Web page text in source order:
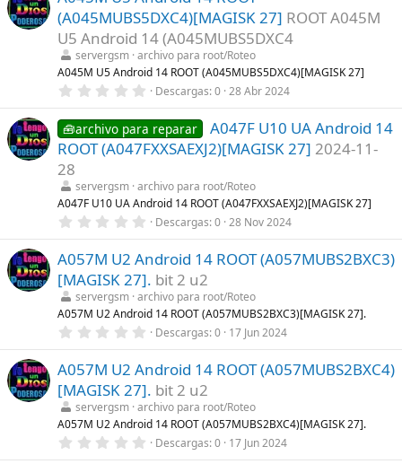
e
s
t
r
e
l
a
(
s
)
(A045MUBS5DXC4)[MAGISK 27] ROOT A045M
U5 Android 14 (A045MUBS5DXC4
servergsm archivo para root/Roteo
A045M U5 Android 14 ROOT (A045MUBS5DXC4)[MAGISK 27]
0
0
0
e
s
e
l
a
(
s
)
Descargas 0 28 Abr 2024
🧰archivo para reparar
A047F U10 UA Android 14
ROOT (A047FXXSAEXJ2)[MAGISK 27] 2024-11-
28
servergsm archivo para root/Roteo
A047F U10 UA Android 14 ROOT (A047FXXSAEXJ2)[MAGISK 27]
0
0
0
e
s
t
r
e
l
(
s
)
Descargas 0 28 Nov 2024
A057M U2 Android 14 ROOT (A057MUBS2BXC3)
[MAGISK 27]. bit 2 u2
servergsm archivo para root/Roteo
A057M U2 Android 14 ROOT (A057MUBS2BXC3)[MAGISK 27].
0
0
0
e
s
t
r
e
l
Descargas 0 17 Jun 2024
A057M U2 Android 14 ROOT (A057MUBS2BXC4)
[MAGISK 27]. bit 2 u2
servergsm archivo para root/Roteo
A057M U2 Android 14 ROOT (A057MUBS2BXC4)[MAGISK 27].
0 Descargas 0 17 Jun 2024